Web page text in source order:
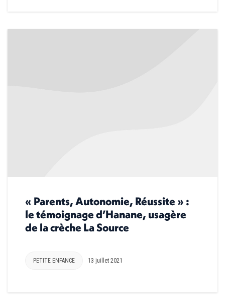
« Parents, Autonomie, Réussite » :
le témoignage d’Hanane, usagère
de la crèche La Source
PETITE ENFANCE 13 juillet 2021